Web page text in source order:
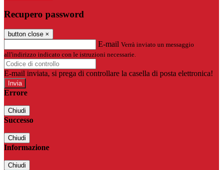
Recupero password
button close ×
E-mail Verrà inviato un messaggio
all'indirizzo indicato con le istruzioni necessarie.
E-mail inviata, si prega di controllare la casella di posta elettronica!
Errore
Chiudi
Successo
Chiudi
Informazione
Chiudi